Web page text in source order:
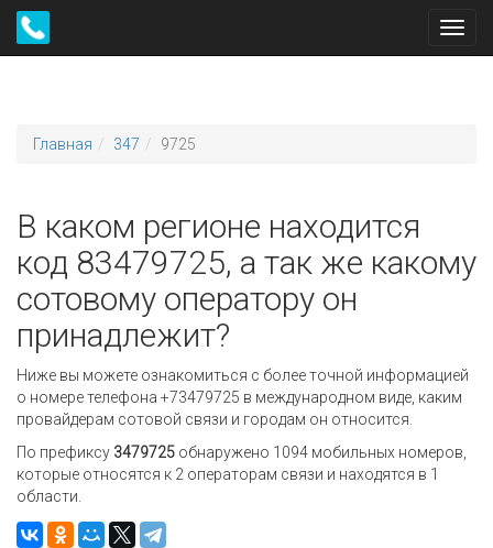
Главная 347 9725
В каком регионе находится
код 83479725, а так же какому
сотовому оператору он
принадлежит?
Ниже вы можете ознакомиться с более точной информацией
о номере телефона +73479725 в международном виде, каким
провайдерам сотовой связи и городам он относится.
По префиксу 3479725 обнаружено 1094 мобильных номеров,
которые относятся к 2 операторам связи и находятся в 1
области.